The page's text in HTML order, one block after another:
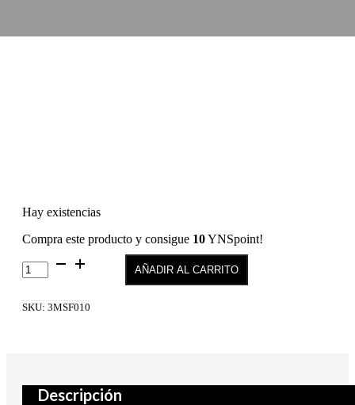
Hay existencias
Compra este producto y consigue 10YNSpoint!
Refresh
Silk
10
AÑADIR AL CARRITO
SKU: 3MSF010
Descripción